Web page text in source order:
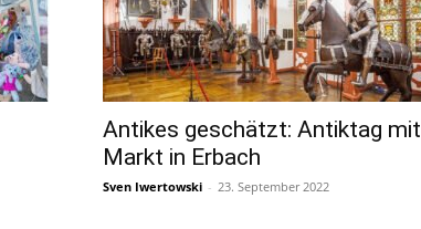
Antikes geschätzt: Antiktag mit
Markt in Erbach
Sven Iwertowski - 23. September 2022